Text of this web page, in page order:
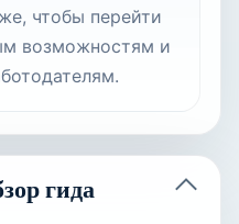
чтобы перейти
возможностям и
гида